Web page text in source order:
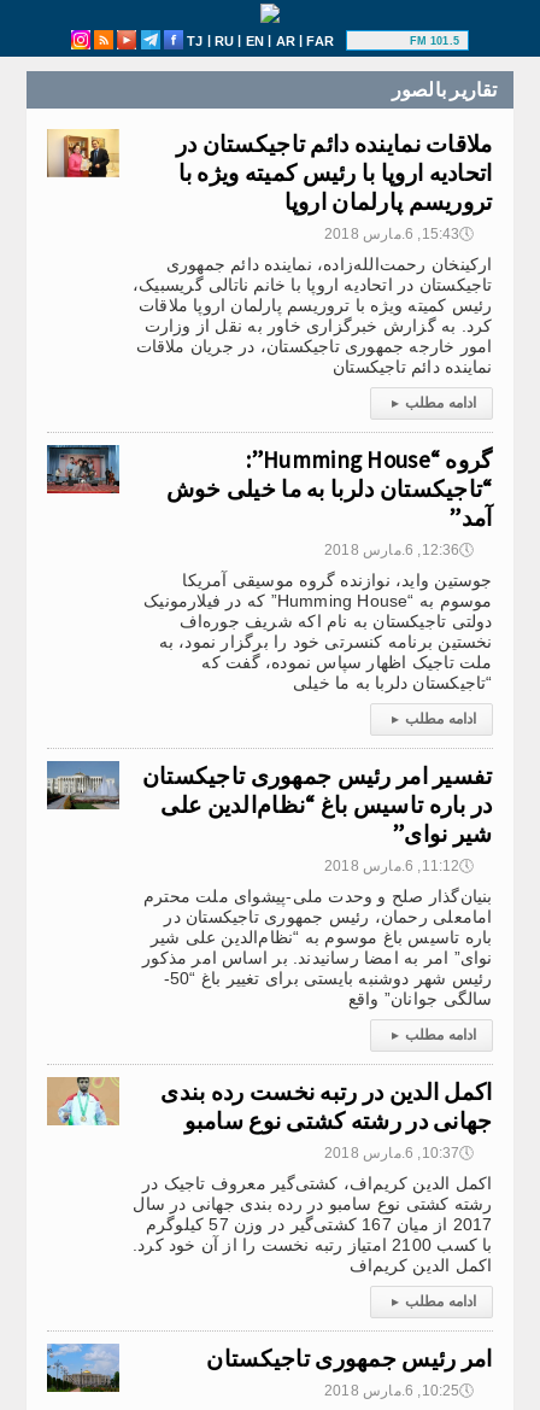
TJ | RU | EN | AR|FAR 101.5 FM
تقارير بالصور
ملاقات نماینده دائم تاجیکستان در
اتحادیه اروپا با رئیس کمیته ویژه با
تروریسم پارلمان اروپا
🕔15:43, 6.مارس 2018
ارکینخان رحمت‌الله‌زاده، نماینده دائم جمهوری
تاجیکستان در اتحادیه اروپا با خانم ناتالی گریسبیک،
رئیس کمیته ویژه با تروریسم پارلمان اروپا ملاقات
کرد. به گزارش خبرگزاری خاور به نقل از وزارت
امور خارجه جمهوری تاجیکستان، در جریان ملاقات
نماینده دائم تاجیکستان
ادامه مطلب ▸
گروه “Humming House”:
“تاجیکستان دلربا به ما خیلی خوش
آمد”
🕔12:36, 6.مارس 2018
جوستین واید، نوازنده گروه موسیقی آمریکا
موسوم به “Humming House” که در فیلارمونیک
دولتی تاجیکستان به نام اکه شریف جوره‌اف
نخستین برنامه کنسرتی خود را برگزار نمود، به
ملت تاجیک اظهار سپاس نموده، گفت که
“تاجیکستان دلربا به ما خیلی
ادامه مطلب ▸
تفسیر امر رئیس جمهوری تاجیکستان
در باره تاسیس باغ “نظام‌الدین علی
شیر نوای”
🕔11:12, 6.مارس 2018
بنیان‌گذار صلح و وحدت ملی-پیشوای ملت محترم
امامعلی رحمان، رئیس جمهوری تاجیکستان در
باره تاسیس باغ موسوم به “نظام‌الدین علی شیر
نوای” امر به امضا رسانیدند. بر اساس امر مذکور
رئیس شهر دوشنبه بایستی برای تغییر باغ “50-
سالگی جوانان” واقع
ادامه مطلب ▸
اکمل الدین در رتبه نخست رده بندی
جهانی در رشته کشتی نوع سامبو
🕔10:37, 6.مارس 2018
اکمل الدین کریم‌اف، کشتی‌گیر معروف تاجیک در
رشته کشتی نوع سامبو در رده بندی جهانی در سال
2017 از میان 167 کشتی‌گیر در وزن 57 کیلوگرم
با کسب 2100 امتیاز رتبه نخست را از آن خود کرد.
اکمل الدین کریم‌اف
ادامه مطلب ▸
امر رئیس جمهوری تاجیکستان
🕔10:25, 6.مارس 2018